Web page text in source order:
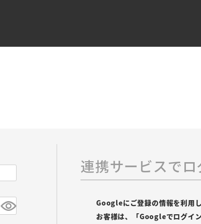
連携サービスで
Googleにご登録の情報を利用
お客様は、「Googleでログイ